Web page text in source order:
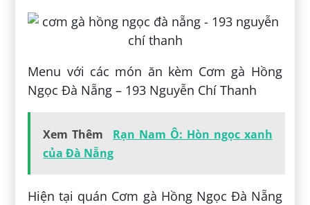
Menu với các món ăn kèm Cơm gà Hồng
Ngọc Đà Nẵng – 193 Nguyễn Chí Thanh
Xem Thêm
Rạn Nam Ô: Hòn ngọc xanh
của Đà Nẵng
Hiện tại quán Cơm gà Hồng Ngọc Đà Nẵng